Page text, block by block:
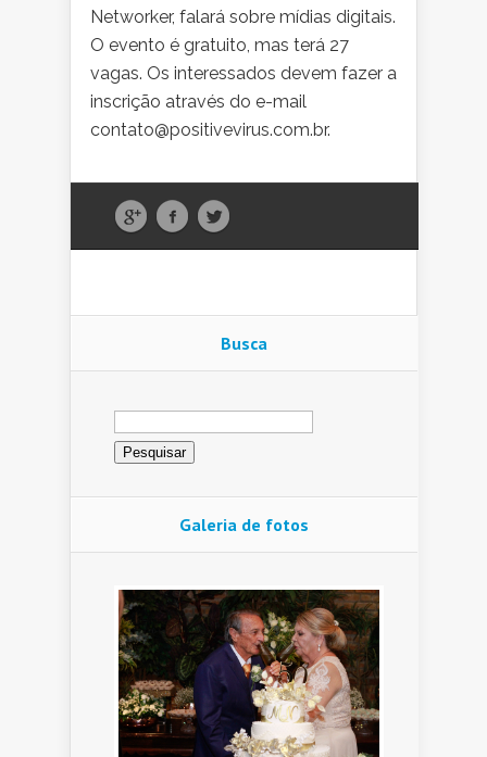
Networker, falará sobre mídias digitais.
O evento é gratuito, mas terá 27
vagas. Os interessados devem fazer a
inscrição através do e-mail
contato@positivevirus.com.br.
Busca
Pesquisar
por:
Galeria de fotos